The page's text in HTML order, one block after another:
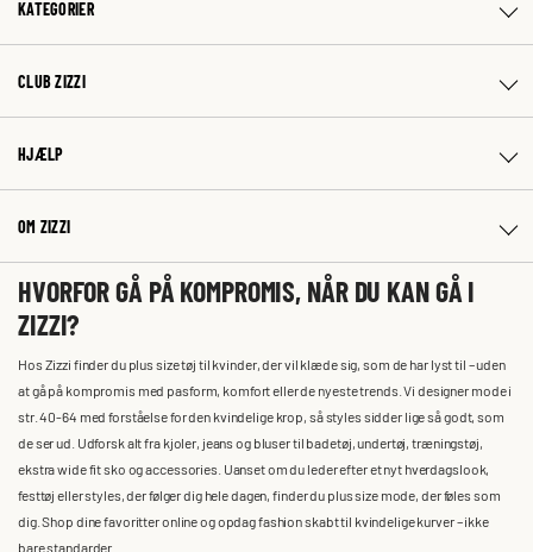
KATEGORIER
CLUB ZIZZI
HJÆLP
OM ZIZZI
HVORFOR GÅ PÅ KOMPROMIS, NÅR DU KAN GÅ I
ZIZZI?
Hos Zizzi finder du plus size tøj til kvinder, der vil klæde sig, som de har lyst til – uden
at gå på kompromis med pasform, komfort eller de nyeste trends. Vi designer mode i
str. 40-64 med forståelse for den kvindelige krop, så styles sidder lige så godt, som
de ser ud. Udforsk alt fra kjoler, jeans og bluser til badetøj, undertøj, træningstøj,
ekstra wide fit sko og accessories. Uanset om du leder efter et nyt hverdagslook,
festtøj eller styles, der følger dig hele dagen, finder du plus size mode, der føles som
dig. Shop dine favoritter online og opdag fashion skabt til kvindelige kurver – ikke
bare standarder.